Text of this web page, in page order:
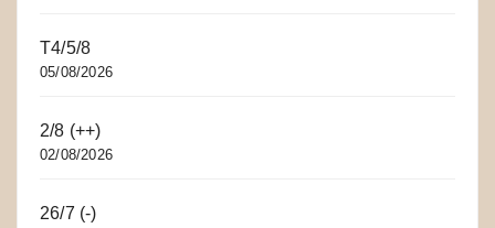
T4/5/8
05/08/2026
2/8 (++)
02/08/2026
26/7 (-)